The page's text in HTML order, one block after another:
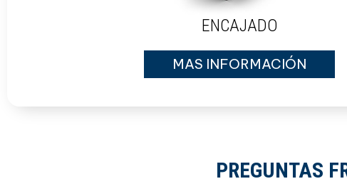
ENCAJADO
MAS INFORMACIÓN
PREGUNTAS